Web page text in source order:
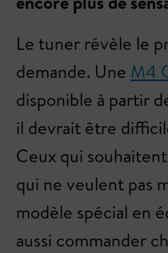
Le tuner révèle le
demande. Une M4
disponible à partir
il devrait être
Ceux qui
qui ne veulent pas
modèle spécial en
aussi commander